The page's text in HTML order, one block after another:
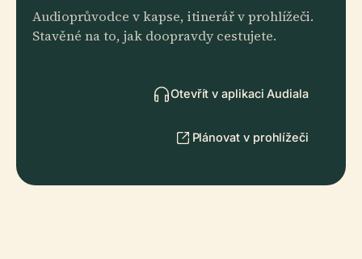
Audioprůvodce v kapse, itinerář v prohlížeči.
Stavěné na to, jak doopravdy cestujete.
Otevřít v aplikaci Audiala
Plánovat v prohlížeči